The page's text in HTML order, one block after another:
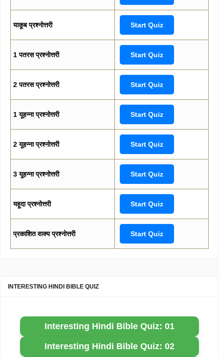
याकूब प्रश्नोत्तरी Start Quiz
1 पतरस प्रश्नोत्तरी Start Quiz
2 पतरस प्रश्नोत्तरी Start Quiz
1 यूहन्ना प्रश्नोत्तरी Start Quiz
2 यूहन्ना प्रश्नोत्तरी Start Quiz
3 यूहन्ना प्रश्नोत्तरी Start Quiz
यहूदा प्रश्नोत्तरी Start Quiz
प्रकाशित वाक्य प्रश्नोत्तरी Start Quiz
INTERESTING HINDI BIBLE QUIZ
Interesting Hindi Bible Quiz: 01
Interesting Hindi Bible Quiz: 02